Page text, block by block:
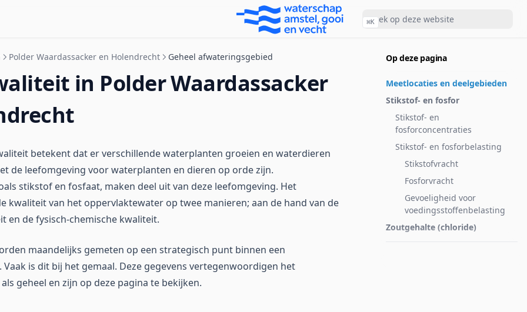
⌘K
Op deze pagina
Meetlocaties en deelgebieden
Stikstof- en fosfor
Stikstof- en
fosforconcentraties
Stikstof- en fosforbelasting
Stikstofvracht
Fosforvracht
Gevoeligheid voor
voedingsstoffenbelasting
Zoutgehalte (chloride)
Polder Waardassacker en Holendrecht Geheel afwateringsgebied
in Polder Waardassacker
betekent dat er verschillende waterplanten groeien en waterdieren
de leefomgeving voor waterplanten en dieren op orde zijn.
stikstof en fosfaat, maken deel uit van deze leefomgeving. Het
kwaliteit van het oppervlaktewater op twee manieren; aan de hand van de
en de fysisch-chemische kwaliteit.
maandelijks gemeten op een strategisch punt binnen een
is dit bij het gemaal. Deze gegevens vertegenwoordigen het
geheel en zijn op deze pagina te bekijken.